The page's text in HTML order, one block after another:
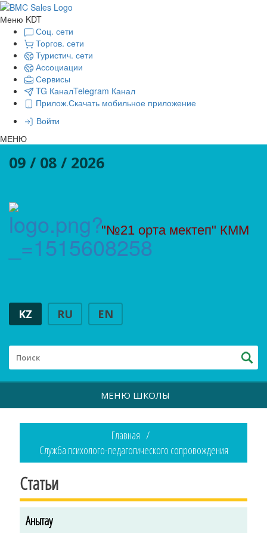
Меню KDT
Соц. сети
Торгов. сети
Туристич. сети
Ассоциации
Сервисы
TG КаналTelegram Канал
Прилож.Скачать мобильное приложение
Войти
МЕНЮ
09 / 08 / 2026
"№21 орта мектеп" КММ
KZ RU EN
МЕНЮ ШКОЛЫ
Главная
Служба психолого-педагогического сопровождения
Статьи
Анықтау